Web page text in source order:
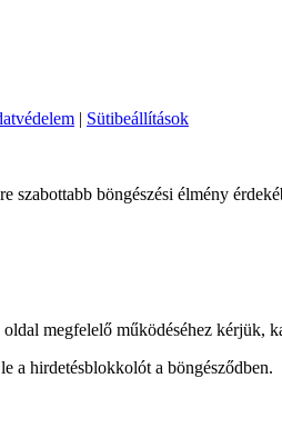
| Sütibeállítások
szabottabb böngészési élmény
megfelelő működéséhez kérjük,
a hirdetésblokkolót a böngésződben.